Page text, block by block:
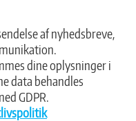
af nyhedsbreve,
dine oplysninger i
data behandles
GDPR.